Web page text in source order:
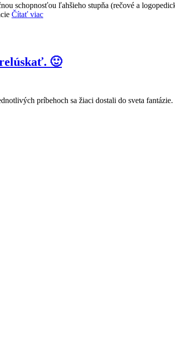
schopnosťou ľahšieho stupňa (rečové a
Čítať viac
🙂
príbehoch sa žiaci dostali do sveta